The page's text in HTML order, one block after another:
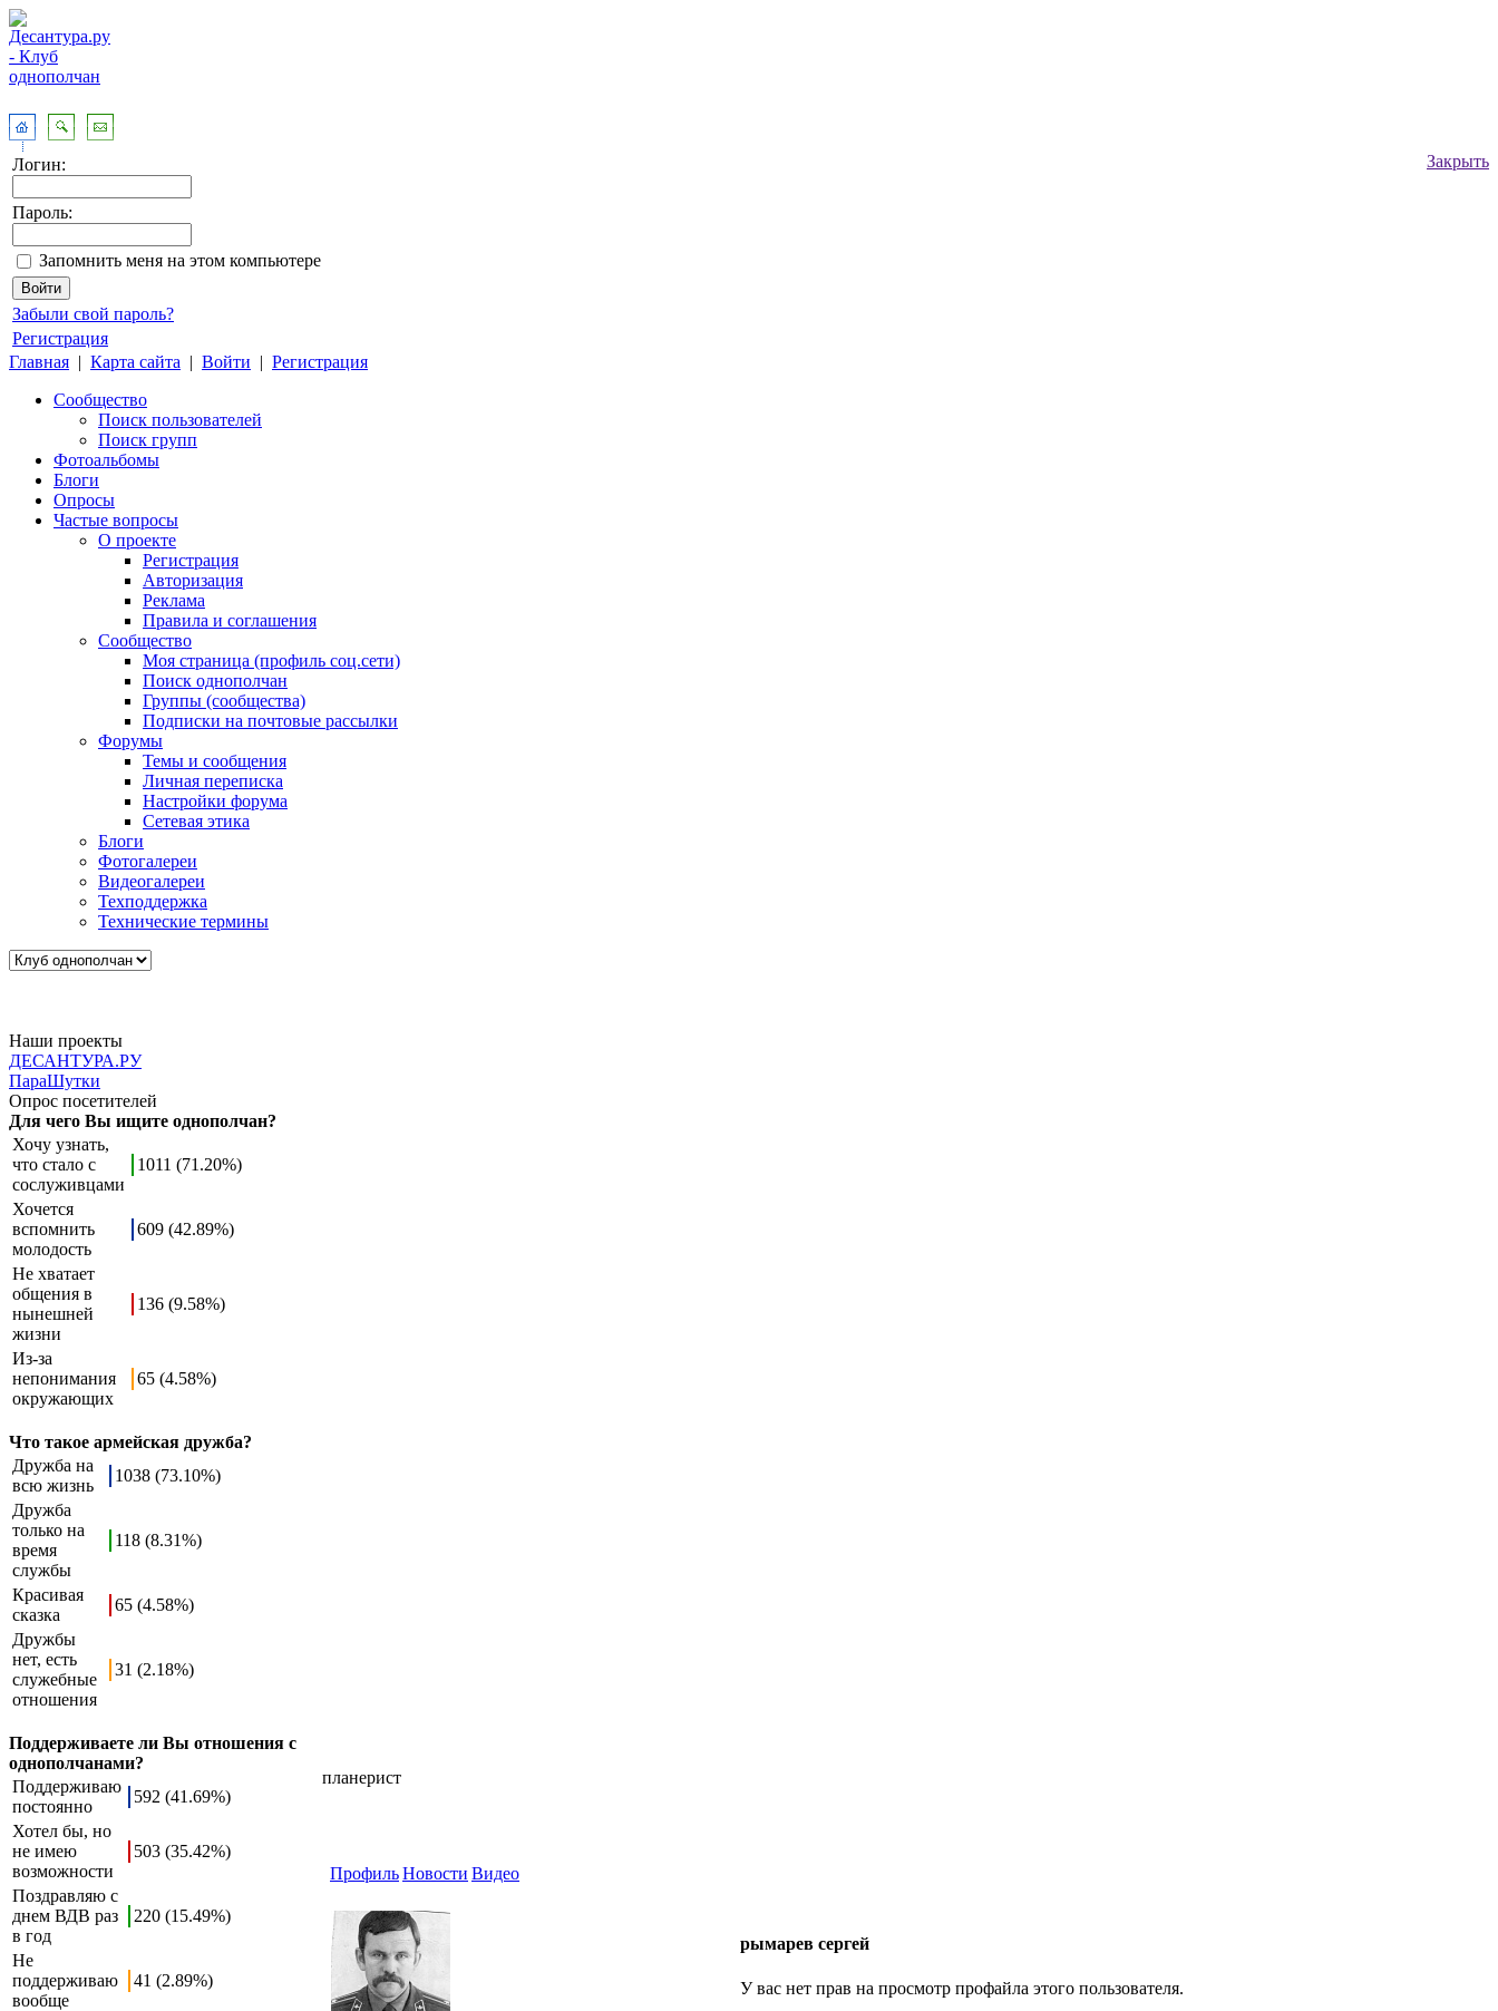
Закрыть
Логин:
Пароль:
Запомнить меня на этом компьютере
Забыли свой пароль?
Регистрация
Главная | Карта сайта | Войти | Регистрация
Сообщество
Поиск пользователей
Поиск групп
Фотоальбомы
Блоги
Опросы
Частые вопросы
О проекте
Регистрация
Авторизация
Реклама
Правила и соглашения
Сообщество
Моя страница (профиль соц.сети)
Поиск однополчан
Группы (сообщества)
Подписки на почтовые рассылки
Форумы
Темы и сообщения
Личная переписка
Настройки форума
Сетевая этика
Блоги
Фотогалереи
Видеогалереи
Техподдержка
Технические термины
Наши проекты
ДЕСАНТУРА.РУ
ПараШутки
Опрос посетителей
Для чего Вы ищите однополчан?
Хочу узнать,
что стало с
сослуживцами
1011 (71.20%)
Хочется
вспомнить
молодость
609 (42.89%)
Не хватает
общения в
нынешней
жизни
136 (9.58%)
Из-за
непонимания
окружающих
65 (4.58%)
Что такое армейская дружба?
Дружба на
всю жизнь
1038 (73.10%)
Дружба
только на
время
службы
118 (8.31%)
Красивая
сказка
65 (4.58%)
Дружбы
нет, есть
служебные
отношения
31 (2.18%)
Поддерживаете ли Вы отношения с
однополчанами?
Поддерживаю
постоянно
592 (41.69%)
Хотел бы, но
не имею
возможности
503 (35.42%)
Поздравляю с
днем ВДВ раз
в год
220 (15.49%)
Не
поддерживаю
вообще
41 (2.89%)
планерист
ПрофильНовости Видео
рымарев сергей
У вас нет прав на просмотр профайла этого пользователя.